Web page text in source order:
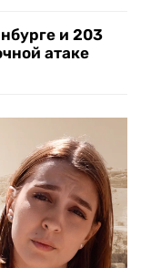
и 203
атаке